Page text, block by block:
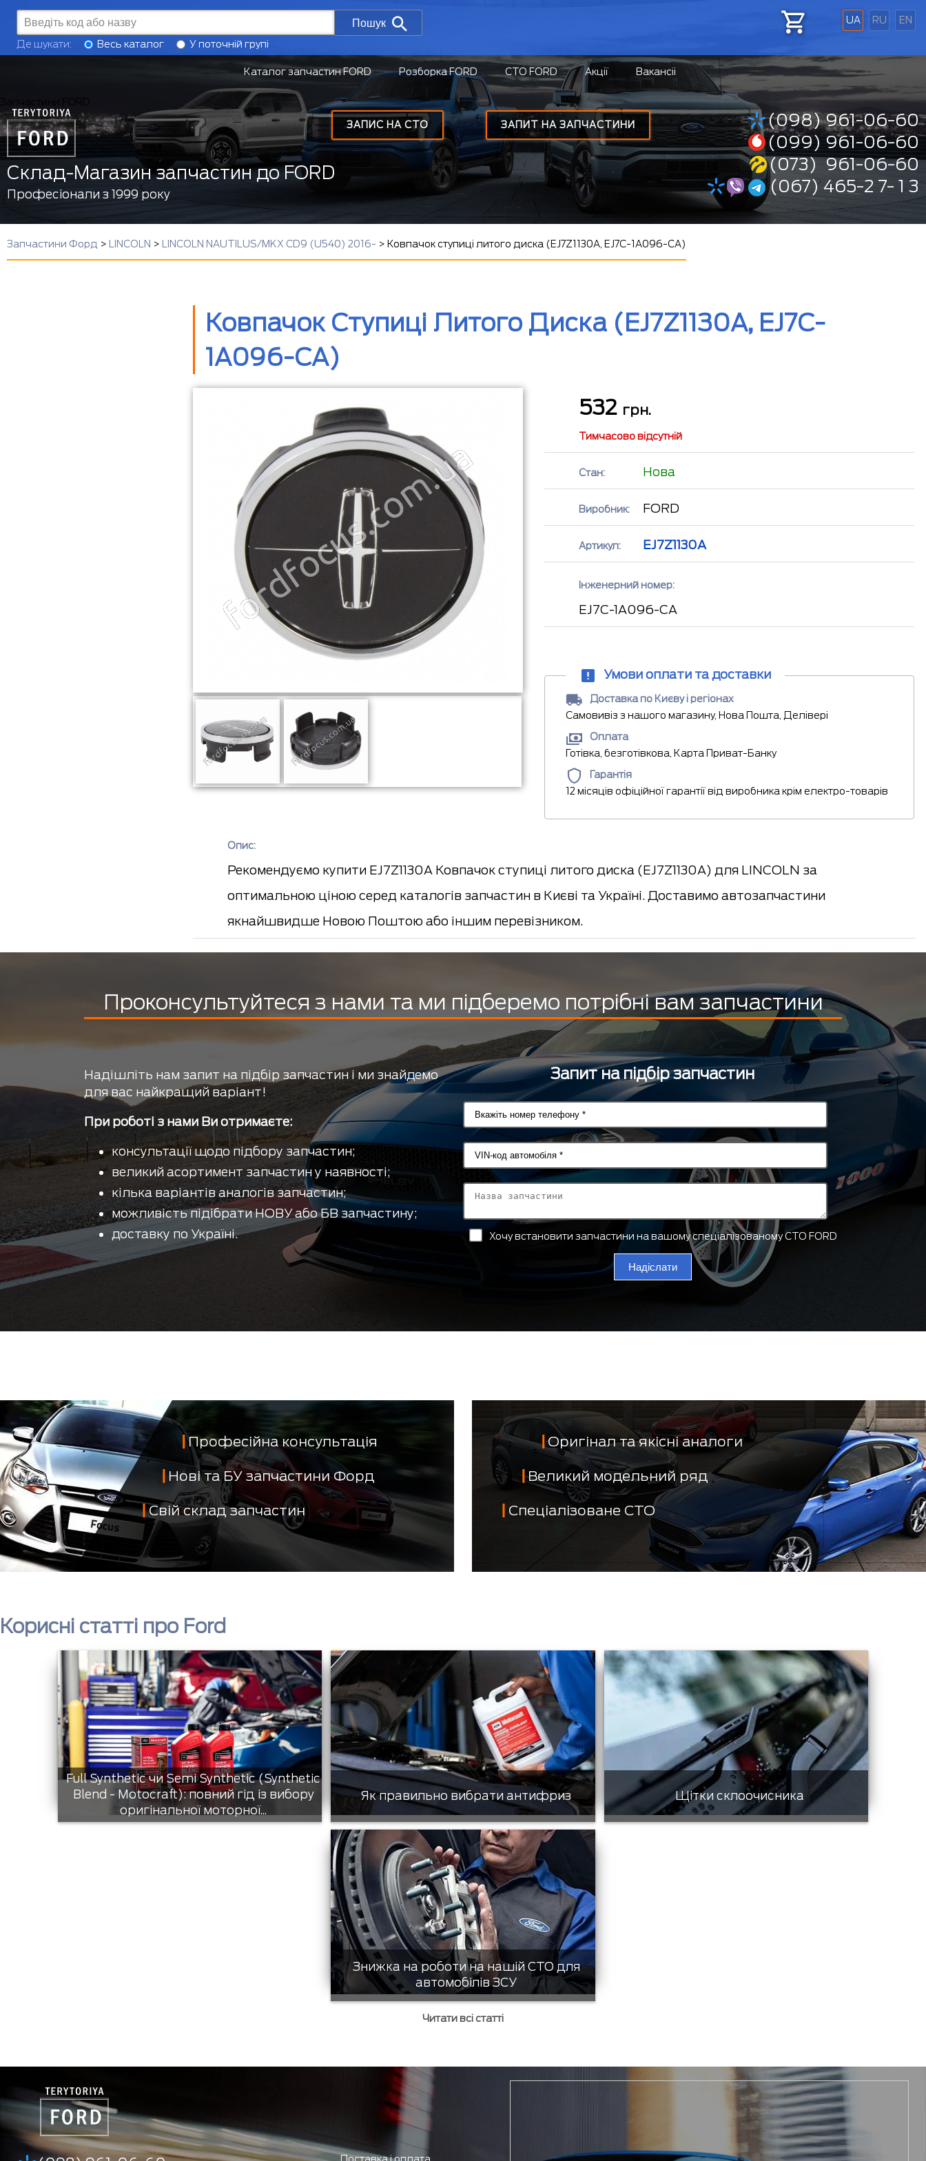
UA RU EN
ЗАПИТ НА ЗАПЧАСТИНИ
ЗАПИС НА СТО
Пошук
Де шукати: Весь каталог У поточній групі
Каталог запчастин FORD Розборка FORD СТО FORD Акції Вакансіі
Склад-Магазин запчастин до FORD
Професіонали з 1999 року
(098) 961-06-60
(099) 961-06-60
(073) 961-06-60
(067) 465-2 7- 1 3
Запчастини Форд > LINCOLN > LINCOLN NAUTILUS/MKX CD9 (U540) 2016- > Ковпачок ступиці литого диска (EJ7Z1130A, EJ7C-1A096-CA)
Ковпачок Ступиці Литого Диска (EJ7Z1130A, EJ7C-
1A096-CA)
532 грн.
Тимчасово відсутній
Стан: Нова
Виробник: FORD
Артикул: EJ7Z1130A
Інженерний номер:
EJ7C-1A096-CA
Умови оплати та доставки
Доставка по Києву і регіонах
Самовивіз з нашого магазину, Нова Пошта, Делівері
Оплата
Готівка, безготівкова, Карта Приват-Банку
Гарантія
12 місяців офіційної гарантії від виробника крім електро-товарів
Опис:
Рекомендуємо купити EJ7Z1130A Ковпачок ступиці литого диска (EJ7Z1130A) для LINCOLN за
оптимальною ціною серед каталогів запчастин в Києві та Україні. Доставимо автозапчастини
якнайшвидше Новою Поштою або іншим перевізником.
Проконсультуйтеся з нами та ми підберемо потрібні вам запчастини
Надішліть нам запит на підбір запчастин і ми знайдемо
для вас найкращий варіант!
При роботі з нами Ви отримаєте:
консультації щодо підбору запчастин;
великий асортимент запчастин у наявності;
кілька варіантів аналогів запчастин;
можливість підібрати НОВУ або БВ запчастину;
доставку по Україні.
Запит на підбір запчастин
Хочу встановити запчастини на вашому спеціалізованому СТО FORD
Надіслати
Професійна консультація
Нові та БУ запчастини Форд
Свій склад запчастин
Оригінал та якісні аналоги
Великий модельний ряд
Спеціалізоване СТО
Корисні статті про Ford
Full Synthetic чи Semi Synthetic (Synthetic
Blend - Motocraft): повний гід із вибору
оригінальної моторної...
Як правильно вибрати антифриз Щітки склоочисника
Знижка на роботи на нашій СТО для
автомобілів ЗСУ
Читати всі статті